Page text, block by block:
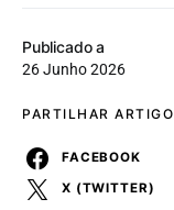
Publicado a
26 Junho 2026
PARTILHAR ARTIGO
FACEBOOK
X (TWITTER)